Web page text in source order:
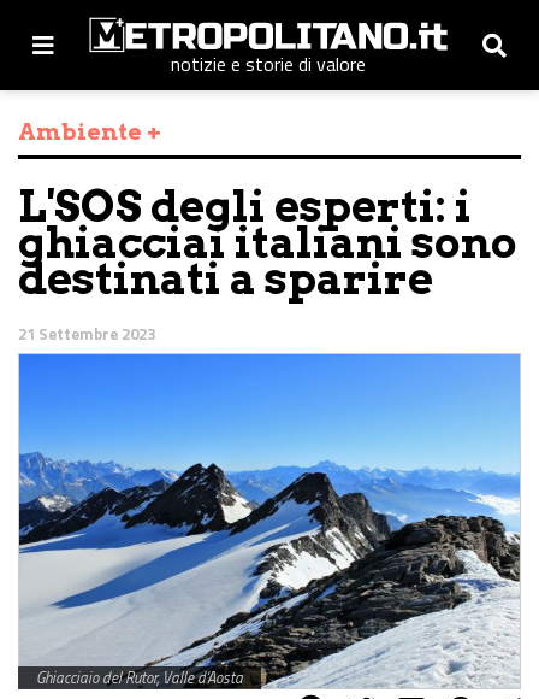
notizie e storie di valore
Ambiente +
L'SOS degli esperti: i
ghiacciai italiani sono
destinati a sparire
21 Settembre 2023
Ghiacciaio del Rutor, Valle d'Aosta